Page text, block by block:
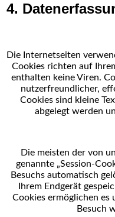
4.
Die Internetseiten
Cookies richten auf
enthalten keine Viren.
nutzerfreundlicher,
Cookies sind kleine
abgelegt werden
Die meisten der von
genannte „Session-
Besuchs automatisch
Ihrem Endgerät
Cookies ermöglichen es
Besuch